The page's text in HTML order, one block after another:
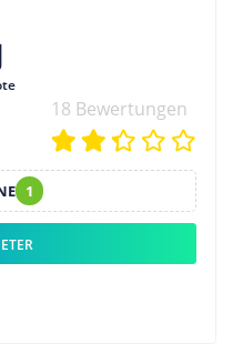
18 Bewertungen
1